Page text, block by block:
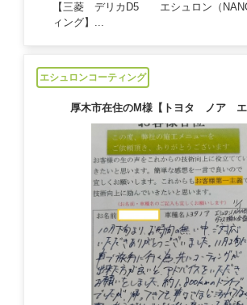
【三菱 デリカD5 エシュロン（
ィング】...
エシュロンコーティング
厚木市在住のM様【トヨタ ノア